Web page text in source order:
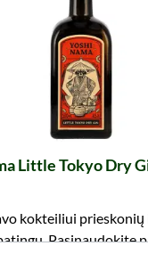
Little Tokyo Dry
kokteiliui
Pasinaudokite